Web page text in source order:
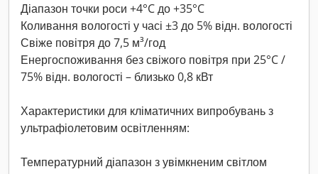
Діапазон точки роси +4°C до +35°C
Коливання вологості у часі ±3 до 5% відн. вологості
Свіже повітря до 7,5 м³/год
Енергоспоживання без свіжого повітря при 25°C /
75% відн. вологості – близько 0,8 кВт
Характеристики для кліматичних випробувань з
ультрафіолетовим освітленням:
Температурний діапазон з увімкненим світлом